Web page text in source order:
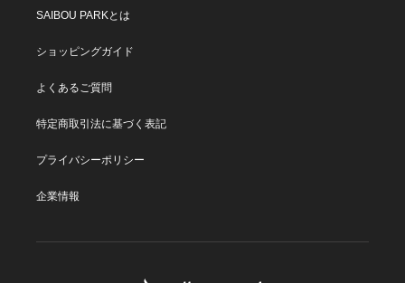
SAIBOU PARKとは
ショッピングガイド
よくあるご質問
特定商取引法に基づく表記
プライバシーポリシー
企業情報